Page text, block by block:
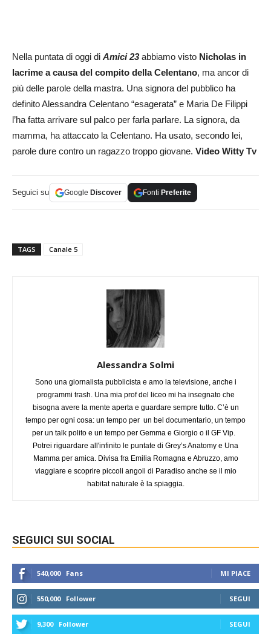
Nella puntata di oggi di Amici 23abbiamo visto Nicholas in
lacrime a causa del compito della Celentano, ma ancor di
più delle parole della mastra. Una signora del pubblico ha
definito Alessandra Celentano “esagerata” e Maria De Filippi
l’ha fatta arrivare sul palco per farla parlare. La signora, da
mamma, ha attaccato la Celentano. Ha usato, secondo lei,
parole dure contro un ragazzo troppo giovane. Video Witty Tv
Seguici su Google Discover Fonti Preferite
TAGS Canale 5
Alessandra Solmi
Sono una giornalista pubblicista e amo la televisione, anche i
programmi trash. Una mia prof del liceo mi ha insegnato che
bisogna avere la mente aperta e guardare sempre tutto. C’è un
tempo per ogni cosa: un tempo per un bel documentario, un tempo
per un talk polito e un tempo per Gemma e Giorgio o il GF Vip.
Potrei riguardare all'infinito le puntate di Grey’s Anatomy e Una
Mamma per amica. Divisa fra Emilia Romagna e Abruzzo, amo
viaggiare e scoprire piccoli angoli di Paradiso anche se il mio
habitat naturale è la spiaggia.
SEGUICI SUI SOCIAL
540,000 Fans MI PIACE
550,000 Follower SEGUI
9,300 Follower SEGUI